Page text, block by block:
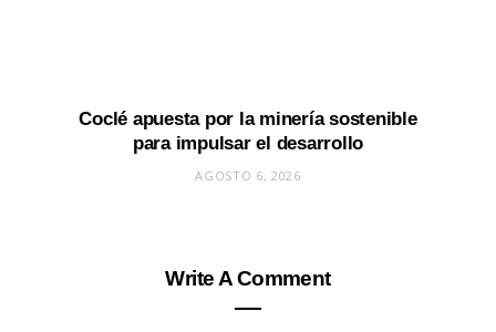
Coclé apuesta por la minería sostenible
para impulsar el desarrollo
AGOSTO 6, 2026
Write A Comment